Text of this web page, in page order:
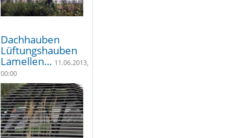
Dachhauben
Lüftungshauben
Lamellen… 11.06.2013,
00:00